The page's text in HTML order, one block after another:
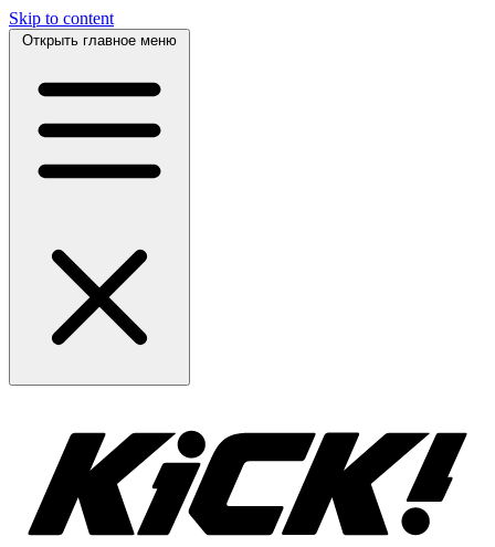
Skip to content
Открыть главное меню